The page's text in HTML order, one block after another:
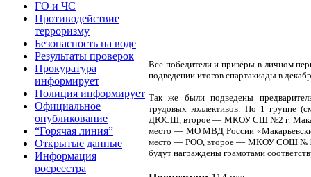
ГО и ЧС
Противодействие
терроризму
Безопасность на воде
Результаты проверок
Прокуратура
информирует
Полиция информирует
Официальное
опубликование
“Горячая линия”
Открытые данные
Информация
росреестра
Все победители и призёры в личном
подведении итогов спартакиады в
Так же были подведены
трудовых коллективов. По 1
ДЮСШ, второе — МКОУ СШ №2 г.
место — МО МВД России
место — РОО, второе — МКОУ СОШ №1 г.
будут награждены грамотами